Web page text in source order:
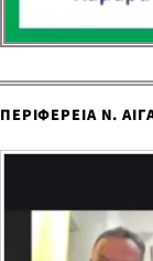
ΠΕΡΙΦΕΡΕΙΑ Ν.